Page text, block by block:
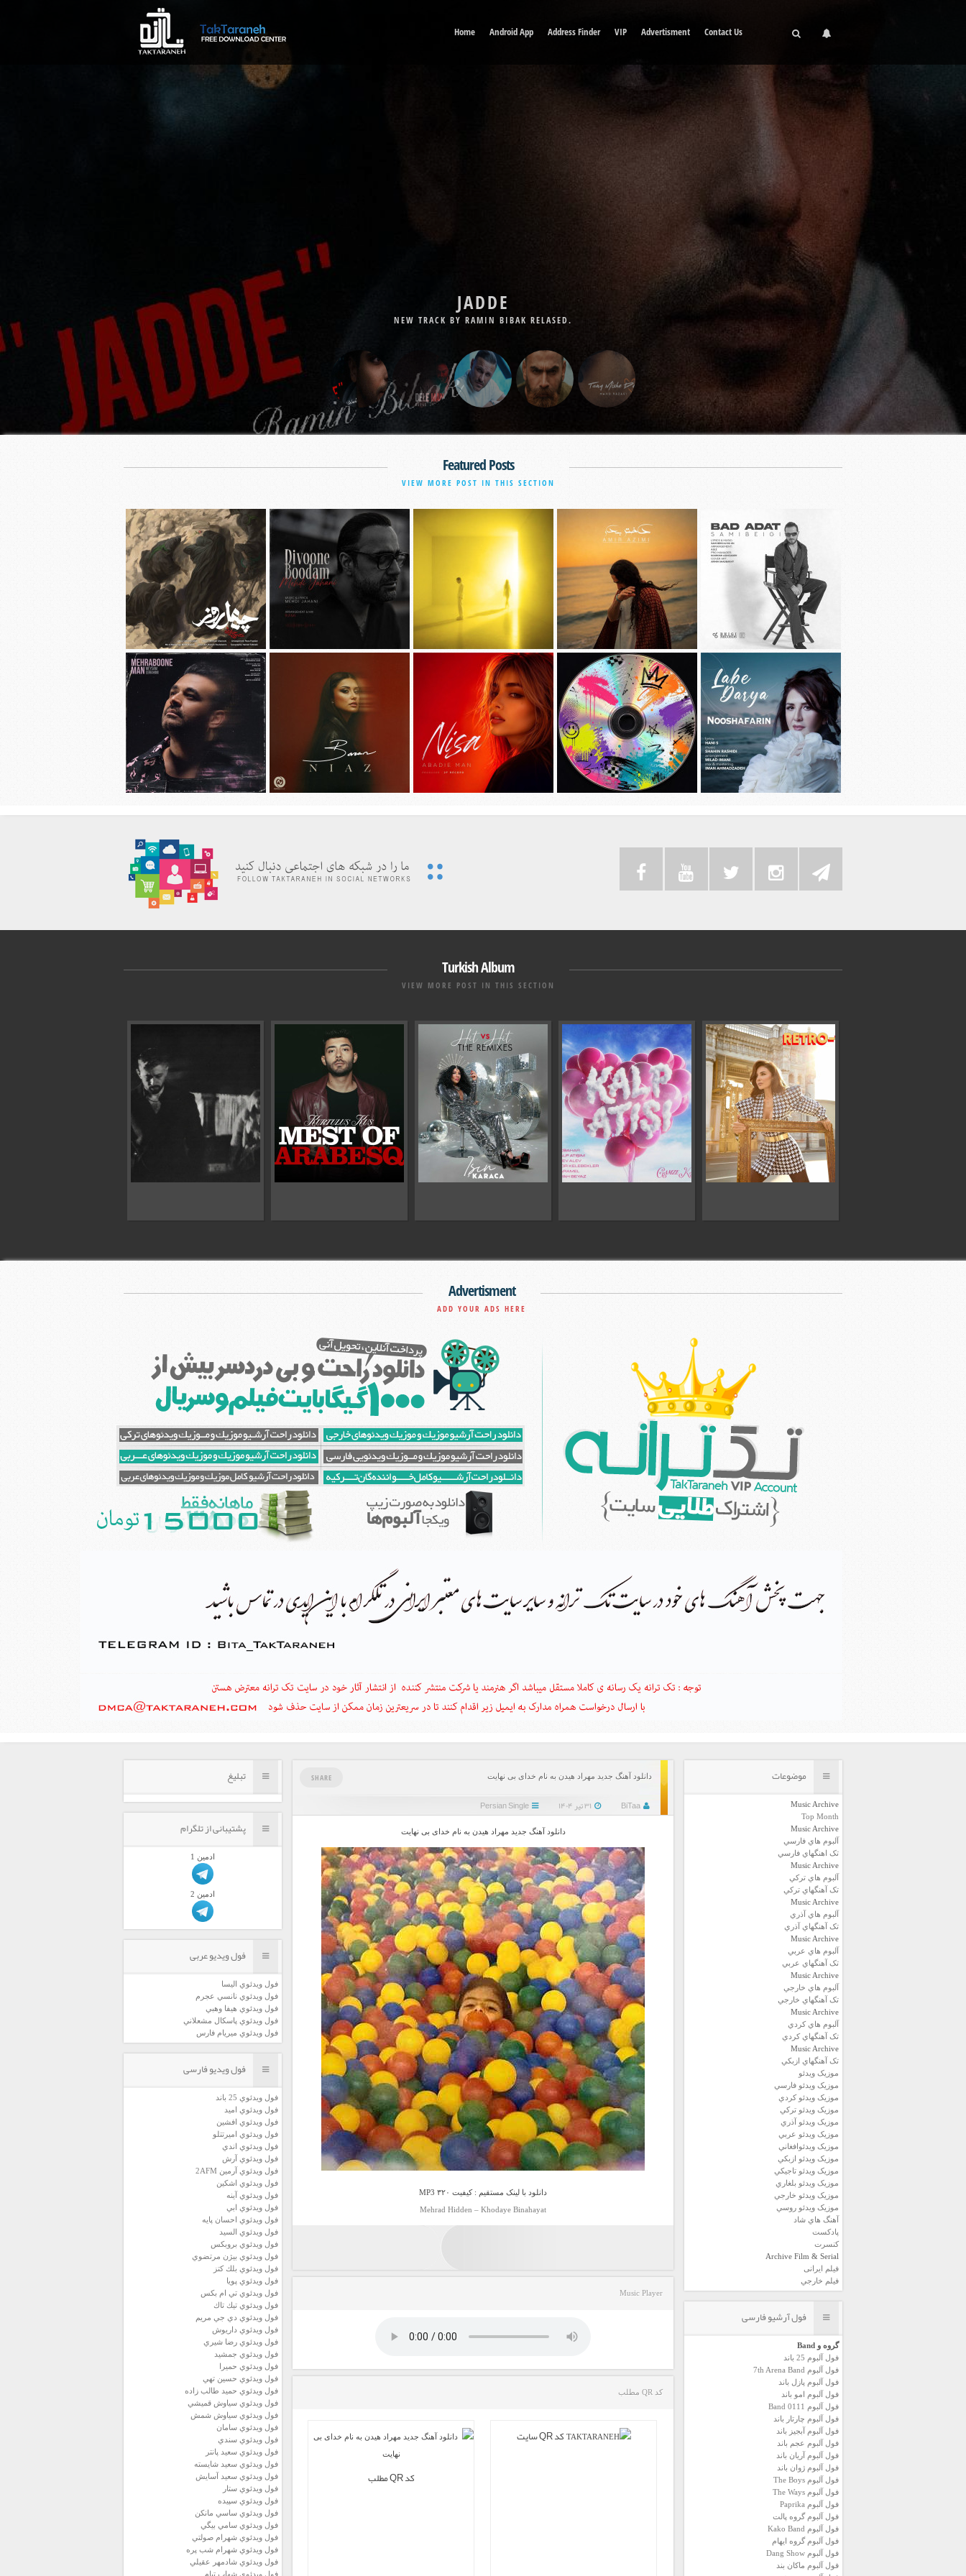
Home Android App Address Finder VIP Advertisment Contact Us
JADDE
NEW TRACK BY RAMIN BIBAK RELASED.
DELE MAN
NEW TRACK BY BABAK JAHANBAKHSH RELASED.
Featured Posts
VIEW MORE POST IN THIS SECTION
دانلود آهنگ جديد محسن چاوشی به نام
چهل روز
دانلود آهنگ جديد مهدی جهانی به نام
دیوونه بودم
دانلود آهنگ جديد سیجل و سوگند به نام
وقتی رفت
دانلود آهنگ جديد امیر عظیمی به نام
دختر بندر
دانلود آهنگ جديد سامی بیگی به نام بد
عادت
مهربون من
Turkish Album
VIEW MORE POST IN THIS SECTION
Advertisment
ADD YOUR ADS HERE
موضوعات
Music Archive
Top Month
Music Archive
آلبوم هاي فارسي
تک اهنگهاي فارسي
Music Archive
آلبوم هاي ترکي
تک آهنگهاي ترکي
Music Archive
آلبوم هاي آذري
تک آهنگهاي آذري
Music Archive
آلبوم هاي عربي
تک آهنگهاي عربي
Music Archive
آلبوم هاي خارجي
تک آهنگهاي خارجي
Music Archive
آلبوم هاي کردي
تک آهنگهاي کردي
Music Archive
تک آهنگهاي ازبکي
موزيک ويدئو
موزيک ويدئو فارسي
موزيک ويدئو كردي
موزيک ويدئو تركي
موزيک ويدئو آذري
موزيک ويدئو عربي
موزيک ويدئوافغاني
موزيک ويدئو ازبكي
موزيک ويدئو تاجيكي
موزيک ويدئو بلغاري
موزيک ويدئو خارجي
موزيک ويدئو روسي
آهنگ هاي شاد
پادكست
كنسرت
Archive Film & Serial
فیلم ایرانی
فیلم خارجي
فول آرشیو فارسی
گروه و Band
فول آلبوم 25 باند
فول آلبوم 7th Arena Band
فول آلبوم پازل باند
فول آلبوم امو باند
فول آلبوم 0111 Band
فول آلبوم چارتار باند
فول آلبوم آبجيز باند
فول آلبوم عجم باند
فول آلبوم آريان باند
فول آلبوم ژوان باند
فول آلبوم The Boys
فول آلبوم The Ways
فول آلبوم Paprika
فول آلبوم گروه پالت
فول آلبوم Kako Band
فول آلبوم گروه ایهام
فول آلبوم Dang Show
فول آلبوم ماکان بند
دانلود آهنگ جدید مهراد هیدن به نام خدای بی نهایت
BiTaa
Persian Single
SHARE
دانلود آهنگ جدید مهراد هیدن به نام خدای بی نهایت
دانلود با لینک مستقیم : کیفیت ۳۲۰ MP3
Mehrad Hidden – Khodaye Binahayat
Music Player
کد QR مطلب
کد QR مطلب
کد QR سایت
تبلیغ
پشتیبانی از تلگرام
ادمين 1
ادمين 2
فول ویدیو عربی
فول ويدئوي اليسا
فول ويدئوي نانسي عجرم
فول ويدئوي هيفا وهبي
فول ويدئوي پاسكال مشعلاني
فول ويدئوي ميريام فارس
فول ویدیو فارسی
فول ويدئوي 25 باند
فول ويدئوي اميد
فول ويدئوي افشين
فول ويدئوي اميرتتلو
فول ويدئوي اندي
فول ويدئوي آرش
فول ويدئوي آرمين 2AFM
فول ويدئوي اشكين
فول ويدئوي آينه
فول ويدئوي ابي
فول ويدئوي احسان پايه
فول ويدئوي السيد
فول ويدئوي بروبكس
فول ويدئوي بيژن مرتضوي
فول ويدئوي بلك كتز
فول ويدئوي پويا
فول ويدئوي تي ام بكس
فول ويدئوي تيك تاك
فول ويدئوي دي جي مريم
فول ويدئوي داريوش
فول ويدئوي رضا شيري
فول ويدئوي جمشيد
فول ويدئوي حميرا
فول ويدئوي حسين تهي
فول ويدئوي حميد طالب زاده
فول ويدئوي سياوش قميشي
فول ويدئوي سياوش شمش
فول ويدئوي سامان
فول ويدئوي سندي
فول ويدئوي سعيد پانتر
فول ويدئوي سعيد شايسته
فول ويدئوي سعيد آسايش
فول ويدئوي ستار
فول ويدئوي سپيده
فول ويدئوي ساسي مانكن
فول ويدئوي سامي بيگي
فول ويدئوي شهرام صولتي
فول ويدئوي شهرام شب پره
فول ويدئوي شادمهر عقيلي
فول ويدئوي شهاب تيام